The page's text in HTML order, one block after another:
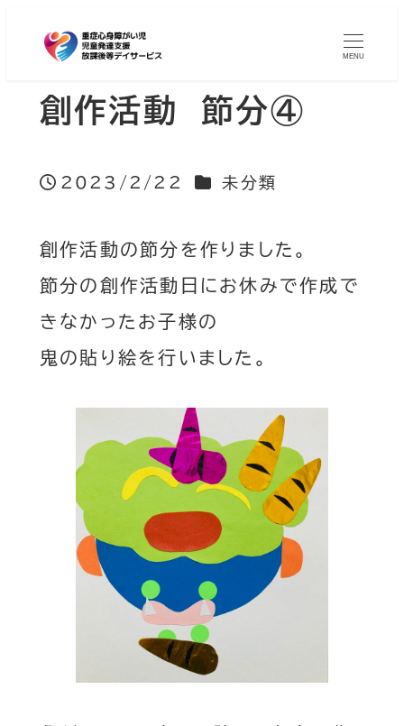
MENU
創作活動 節分④
2023/2/22 カテゴリー
未分類
創作活動の節分を作りました。
節分の創作活動日にお休みで作成で
きなかったお子様の
鬼の貼り絵を行いました。